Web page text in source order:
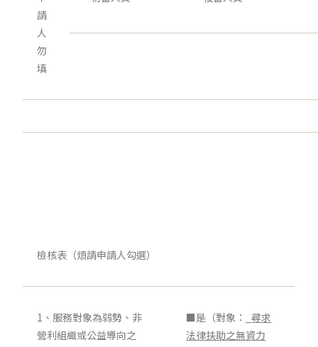
請
人
勿
填
檢核表（煩請申請人勾選）
1、服務對象為弱勢、非
營利組織或公益導向之
■是（對象：_尋求
法律扶助之無資力